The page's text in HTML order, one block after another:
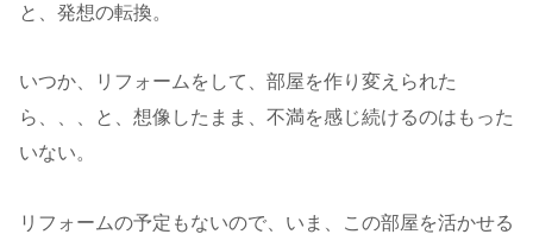
と、発想の転換。
いつか、リフォームをして、部屋を作り変えられた
ら、、、と、想像したまま、不満を感じ続けるのはもった
いない。
リフォームの予定もないので、いま、この部屋を活かせる